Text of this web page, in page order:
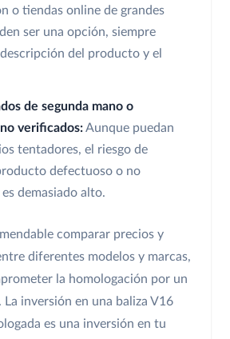
o tiendas online de grandes
ser una opción, siempre
del producto y el
de segunda mano o
verificados:Aunque puedan
tentadores, el riesgo de
defectuoso o no
demasiado alto.
comparar precios y
diferentes modelos y marcas,
la homologación por un
La inversión en una baliza V16
es una inversión en tu